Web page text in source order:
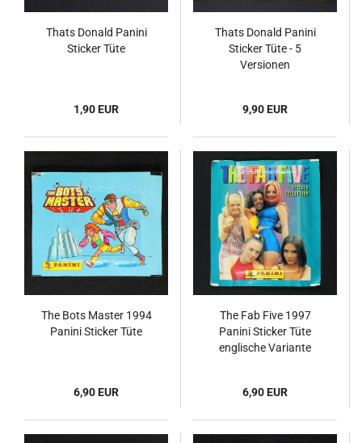
Thats Donald Panini
Sticker Tüte
1,90 EUR
Thats Donald Panini
Sticker Tüte - 5
Versionen
9,90 EUR
The Bots Master 1994
Panini Sticker Tüte
6,90 EUR
The Fab Five 1997
Panini Sticker Tüte
englische Variante
6,90 EUR